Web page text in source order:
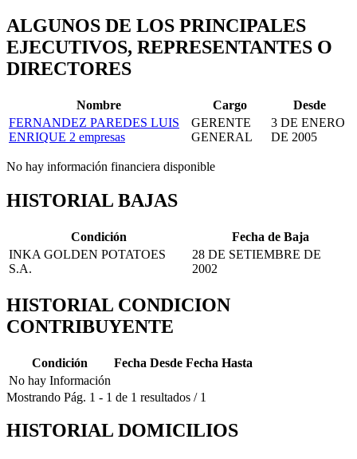
ALGUNOS DE LOS PRINCIPALES
EJECUTIVOS, REPRESENTANTES O
DIRECTORES
Nombre Cargo
Desde
FERNANDEZ PAREDES LUIS
ENRIQUE 2 empresas
GERENTE
GENERAL
3 DE ENERO
DE 2005
No hay información financiera disponible
HISTORIAL BAJAS
Condición
Fecha de Baja
INKA GOLDEN POTATOES
S.A.
28 DE SETIEMBRE DE
2002
HISTORIAL CONDICION
CONTRIBUYENTE
Condición Fecha Desde Fecha Hasta
No hay Información
Mostrando Pág. 1 - 1 de 1 resultados / 1
HISTORIAL DOMICILIOS